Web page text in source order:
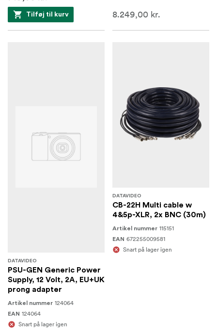
Tilføj til kurv 8.249,00 kr.
DATAVIDEO
PSU-GEN Generic Power
Supply, 12 Volt, 2A, EU+UK
prong adapter
Artikel nummer 124064
EAN 124064
Snart på lager igen
DATAVIDEO
CB-22H Multi cable w
4&5p-XLR, 2x BNC (30m)
Artikel nummer 115151
EAN 672255009581
Snart på lager igen